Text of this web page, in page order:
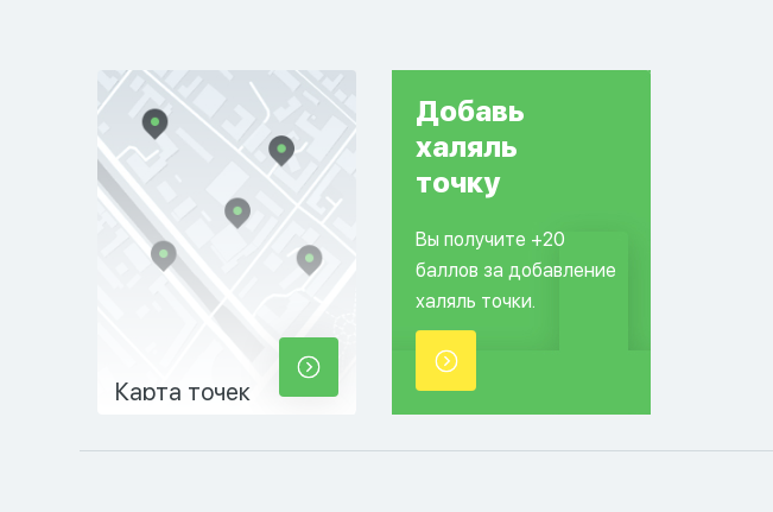
Карта точек
Добавь
халяль
точку
Вы получите +20
баллов за добавление
халяль точки.